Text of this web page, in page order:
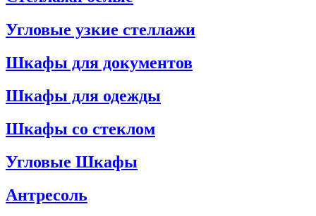
Угловые узкие стеллажи
Шкафы для документов
Шкафы для одежды
Шкафы со стеклом
Угловые Шкафы
Антресоль